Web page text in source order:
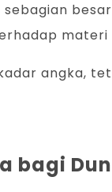
sebagian
angka,
bagi